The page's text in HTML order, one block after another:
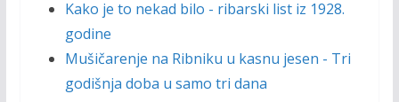
Kako je to nekad bilo - ribarski list iz 1928.
godine
Mušičarenje na Ribniku u kasnu jesen - Tri
godišnja doba u samo tri dana